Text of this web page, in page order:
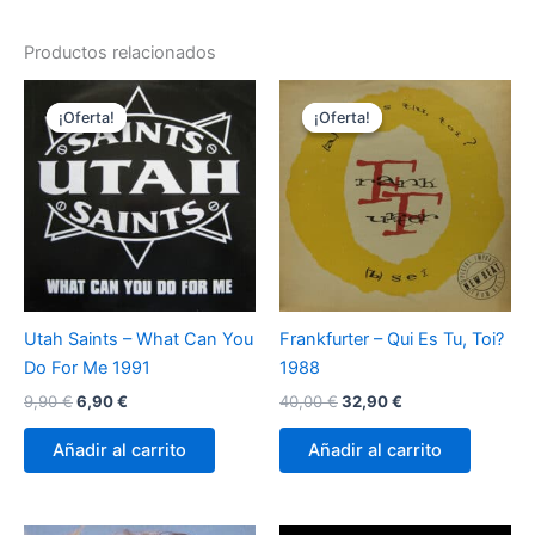
Productos relacionados
¡Oferta!
¡Oferta!
Utah Saints – What Can You
Do For Me 1991
9,90€El
original
era:
6,90€
actual
es:
Añadir al carrito
¡Oferta!
¡Oferta!
Frankfurter – Qui Es Tu, Toi?
1988
40,00€El
original
era:
32,90€
actual
es:
Añadir al carrito